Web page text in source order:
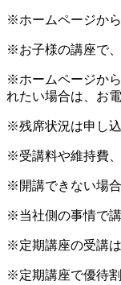
※ホームページか
※お子様の講座で
※ホームページか
れたい場合は、お
※残席状況は申し
※受講料や維持費
※開講できない場
※当社側の事情で
※定期講座の受講
※定期講座で優待